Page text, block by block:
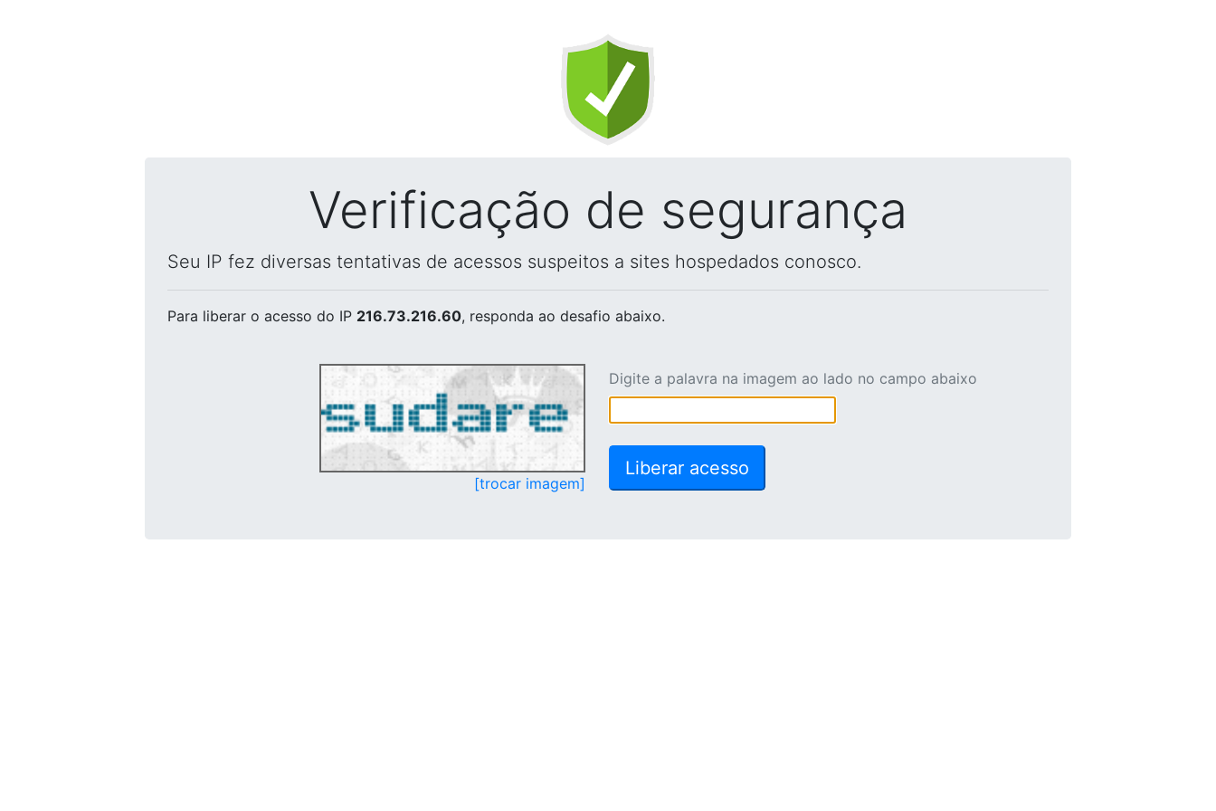
Verificação de segurança
Seu IP fez diversas tentativas de acessos suspeitos a sites hospedados conosco.
Para liberar o acesso do IP 216.73.216.60, responda ao desafio abaixo.
[trocar imagem]
Digite a palavra na imagem ao lado no campo abaixo